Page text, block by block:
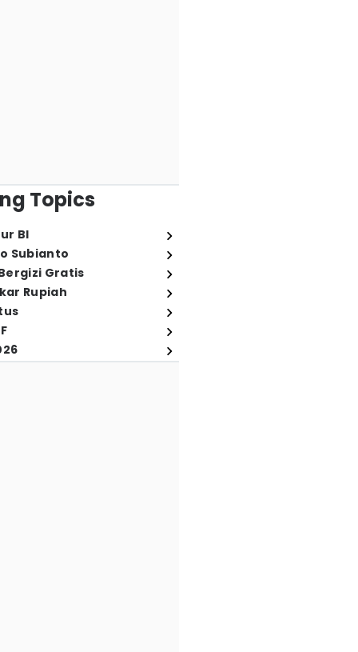
Topics
BI
Subianto
Gratis
Rupiah